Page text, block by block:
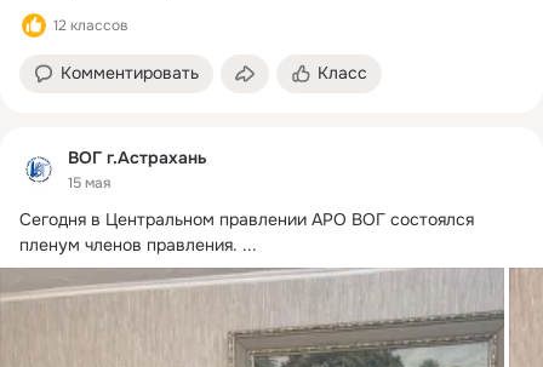
12 классов
Комментировать Класс
ВОГ г.Астрахань
15 мая
Сегодня в Центральном правлении АРО ВОГ состоялся
пленум членов правления. ...